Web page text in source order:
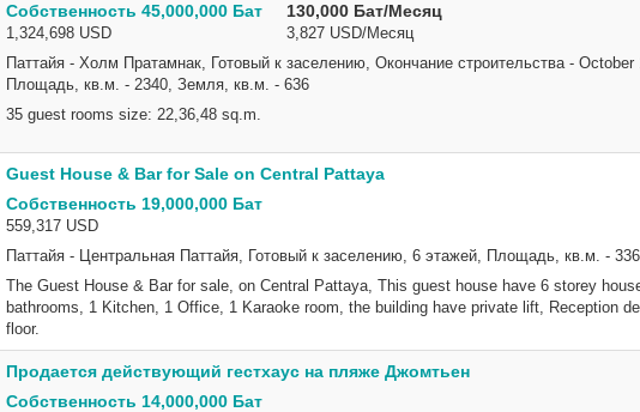
Собственность 45,000,000 Бат
1,324,698 USD
130,000 Бат/Месяц
3,827 USD/Месяц
Паттайя - Холм Пратамнак, Готовый к заселению, Окончание строительства - October
Площадь, кв.м. - 2340, Земля, кв.м. - 636
35 guest rooms size: 22,36,48 sq.m.
Guest House & Bar for Sale on Central Pattaya
Собственность 19,000,000 Бат
559,317 USD
Паттайя - Центральная Паттайя, Готовый к заселению, 6 этажей, Площадь, кв.м. -
The Guest House & Bar for sale, on Central Pattaya, This guest house have 6 storey
bathrooms, 1 Kitchen, 1 Office, 1 Karaoke room, the building have private lift, Reception
floor.
Продается действующий гестхаус на пляже Джомтьен
Собственность 14,000,000 Бат